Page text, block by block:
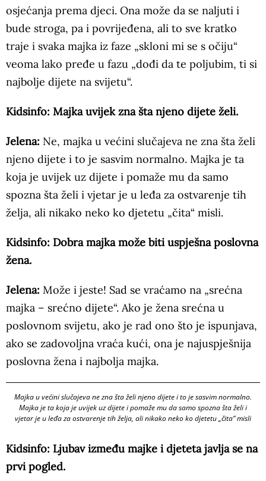
osjećanja prema djeci. Ona može da se naljuti i
bude stroga, pa i povrijeđena, ali to sve kratko
traje i svaka majka iz faze „skloni mi se s očiju“
veoma lako pređe u fazu „dođi da te poljubim, ti si
najbolje dijete na svijetu“.
Kidsinfo: Majka uvijek zna šta njeno dijete želi.
Jelena: Ne, majka u većini slučajeva ne zna šta želi
njeno dijete i to je sasvim normalno. Majka je ta
koja je uvijek uz dijete i pomaže mu da samo
spozna šta želi i vjetar je u leđa za ostvarenje tih
želja, ali nikako neko ko djetetu „čita“ misli.
Kidsinfo: Dobra majka može biti uspješna poslovna
žena.
Jelena: Može i jeste! Sad se vraćamo na „srećna
majka – srećno dijete“. Ako je žena srećna u
poslovnom svijetu, ako je rad ono što je ispunjava,
ako se zadovoljna vraća kući, ona je najuspješnija
poslovna žena i najbolja majka.
Majka u većini slučajeva ne zna šta želi njeno dijete i to je sasvim normalno.
Majka je ta koja je uvijek uz dijete i pomaže mu da samo spozna šta želi i
vjetar je u leđa za ostvarenje tih želja, ali nikako neko ko djetetu „čita“ misli
Kidsinfo: Ljubav između majke i djeteta javlja se na
prvi pogled.